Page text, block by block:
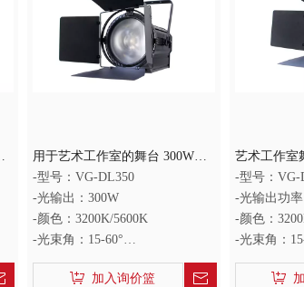
用于艺术工作室的舞台 300W
LED 菲涅尔灯
-型号：VG-DL350
-光输出：300W
-颜色：3200K/5600K
-光束角：15-60°
-显色指数：95+
加入询价篮
艺术工作室
尔灯
-型号：VG-
-光输出功率
-颜色：
-光束角：
-显色指数：